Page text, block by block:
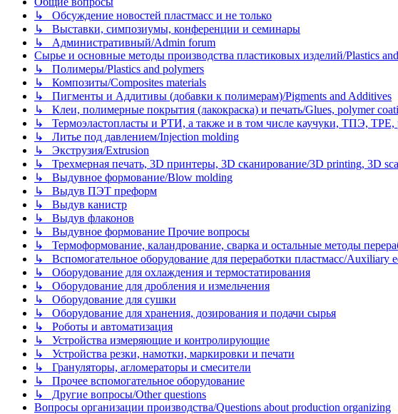
↳ Обсуждение новостей пластмасс и не только
↳ Выставки, симпозиумы, конференции и семинары
↳ Административный/Admin forum
Сырье и основные методы производства пластиковых изделий/Plastics
↳ Полимеры/Plastics and polymers
↳ Композиты/Сomposites materials
↳ Пигменты и Аддитивы (добавки к полимерам)/Pigments and Additives
↳ Клеи, полимерные покрытия (лакокраска) и печать/Glues, polymer
↳ Термоэластопласты и РТИ, а также и в том числе каучуки, ТПЭ, TPE,
↳ Литье под давлением/Injection molding
↳ Экструзия/Extrusion
↳ Трехмерная печать, 3D принтеры, 3D сканирование/3D printing, 3D
↳ Выдувное формование/Blow molding
↳ Выдув ПЭТ преформ
↳ Выдув канистр
↳ Выдув флаконов
↳ Выдувное формование Прочие вопросы
↳ Термоформование, каландрование, сварка и остальные методы
↳ Вспомогательное оборудование для переработки пластмасс/Auxiliary
↳ Оборудование для охлаждения и термостатирования
↳ Оборудование для дробления и измельчения
↳ Оборудование для сушки
↳ Оборудование для хранения, дозирования и подачи сырья
↳ Роботы и автоматизация
↳ Устройства измеряющие и контролирующие
↳ Устройства резки, намотки, маркировки и печати
↳ Грануляторы, агломераторы и смесители
↳ Прочее вспомогательное оборудование
↳ Другие вопросы/Other questions
Вопросы организации производства/Questions about production organizing